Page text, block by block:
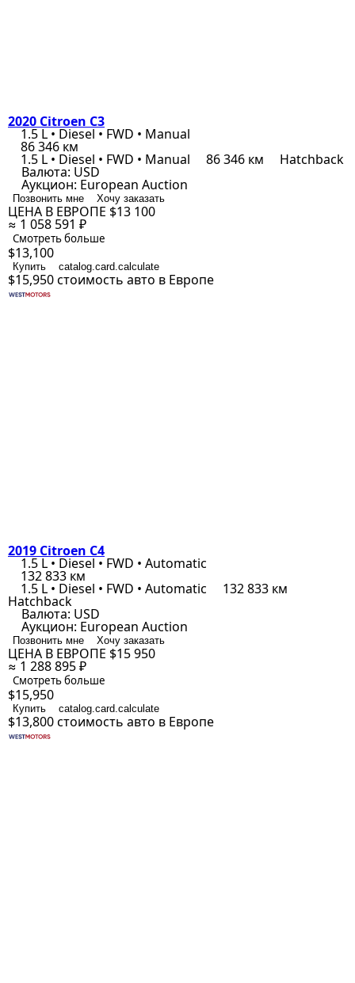
2020 Citroen C3
1.5 L • Diesel • FWD • Manual
86 346 км
1.5 L • Diesel • FWD • Manual 86 346 км Hatchback
Валюта: USD
Аукцион: European Auction
Позвонить мне Хочу заказать
ЦЕНА В ЕВРОПЕ $13 100
≈ 1 058 591 ₽
Смотреть больше
$13,100
Купить catalog.card.calculate
$15,950стоимость авто в Европе
2019 Citroen C4
1.5 L • Diesel • FWD • Automatic
132 833 км
1.5 L • Diesel • FWD • Automatic 132 833 км
Hatchback
Валюта: USD
Аукцион: European Auction
Позвонить мне Хочу заказать
ЦЕНА В ЕВРОПЕ $15 950
≈ 1 288 895 ₽
Смотреть больше
$15,950
Купить catalog.card.calculate
$13,800стоимость авто в Европе